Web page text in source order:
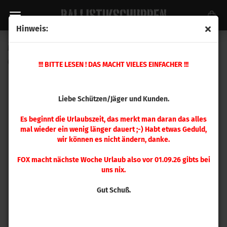
Hinweis:
!!! BITTE LESEN ! DAS MACHT VIELES EINFACHER !!!
Liebe Schützen/Jäger und Kunden.
Es beginnt die Urlaubszeit, das merkt man daran das alles
mal wieder ein wenig länger dauert ;-) Habt etwas Geduld,
wir können es nicht ändern, danke.
FOX macht nächste Woche Urlaub also vor 01.09.26 gibts bei
uns nix.
Gut Schuß.
Magpul Magazin 5 Schuss MOE PMAG für 7.62x39 mm BLK
MAG657-BLK)